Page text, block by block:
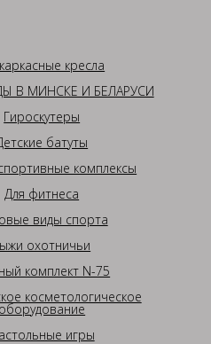
кресла
В МИНСКЕ И БЕЛАРУСИ
Гироскутеры
батуты
комплексы
Для фитнеса
виды спорта
охотничьи
комплект N-75
косметологическое
игры